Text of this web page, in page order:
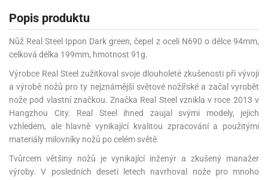
Popis produktu
Nůž Real Steel Ippon Dark green, čepel z oceli N690 o délce 94mm,
celková délka 199mm, hmotnost 91g.
Výrobce Real Steel zužitkoval svoje dlouholeté zkušenosti při vývoji
a výrobě nožů pro ty nejznámější světové nožířské a začal vyrobět
nože pod vlastní značkou. Značka Real Steel vznikla v roce 2013 v
Hangzhou City. Real Steel ihned zaujal svými modely, jejich
vzhledem, ale hlavně vynikající kvalitou zpracování a použitými
materiály milovníky nožů po celém světě.
Tvůrcem většiny nožů je vynikající inženýr a zkušený manažer
výroby. V posledních deseti letech navrhoval nože pro mnoho